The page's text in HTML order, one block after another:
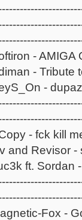
- AMIGA
- Tribute
-
- fck kill
and Revisor -
ft. Sordan
Fox -